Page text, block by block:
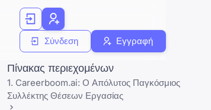
Σύνδεση Εγγραφή
Πίνακας περιεχομένων
1. Careerboom.ai: Ο Απόλυτος Παγκόσμιος
Συλλέκτης Θέσεων Εργασίας